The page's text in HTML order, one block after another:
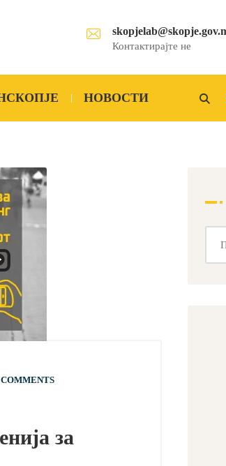
Контактирајте не
НОВОСТИ
за